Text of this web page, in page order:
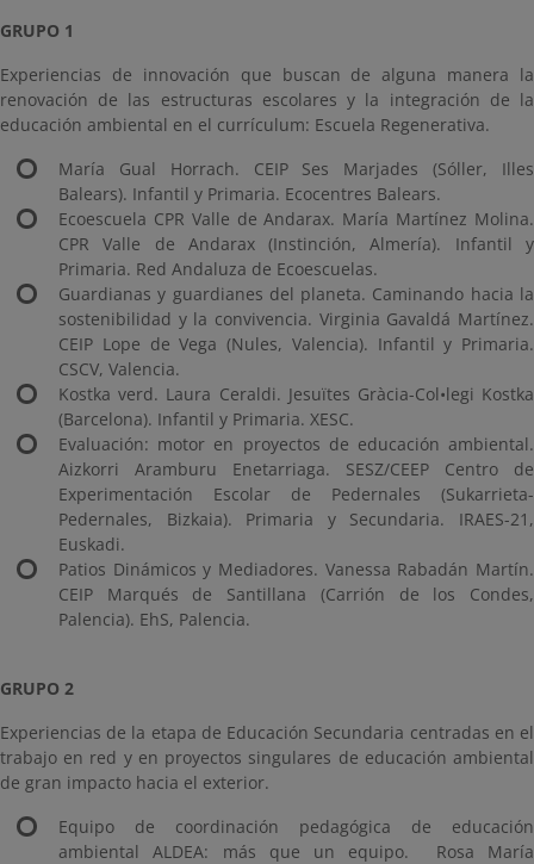
GRUPO 1
Experiencias de innovación que buscan de alguna manera la
renovación de las estructuras escolares y la integración de la
educación ambiental en el currículum: Escuela Regenerativa.
María Gual Horrach. CEIP Ses Marjades (Sóller, Illes
Balears). Infantil y Primaria. Ecocentres Balears.
Ecoescuela CPR Valle de Andarax. María Martínez Molina.
CPR Valle de Andarax (Instinción, Almería). Infantil y
Primaria. Red Andaluza de Ecoescuelas.
Guardianas y guardianes del planeta. Caminando hacia la
sostenibilidad y la convivencia. Virginia Gavaldá Martínez.
CEIP Lope de Vega (Nules, Valencia). Infantil y Primaria.
CSCV, Valencia.
Kostka verd. Laura Ceraldi. Jesuïtes Gràcia-Col•legi Kostka
(Barcelona). Infantil y Primaria. XESC.
Evaluación: motor en proyectos de educación ambiental.
Aizkorri Aramburu Enetarriaga. SESZ/CEEP Centro de
Experimentación Escolar de Pedernales (Sukarrieta-
Pedernales, Bizkaia). Primaria y Secundaria. IRAES-21,
Euskadi.
Patios Dinámicos y Mediadores. Vanessa Rabadán Martín.
CEIP Marqués de Santillana (Carrión de los Condes,
Palencia). EhS, Palencia.
GRUPO 2
Experiencias de la etapa de Educación Secundaria centradas en el
trabajo en red y en proyectos singulares de educación ambiental
de gran impacto hacia el exterior.
Equipo de coordinación pedagógica de educación
ambiental ALDEA: más que un equipo. Rosa María